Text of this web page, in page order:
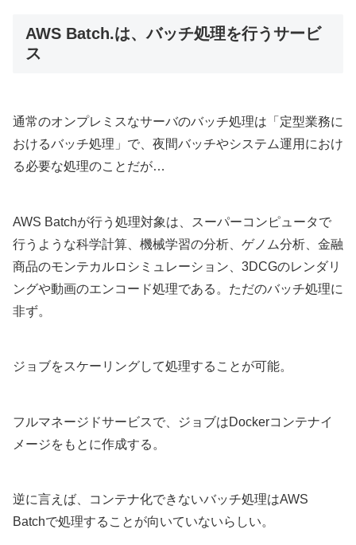
AWS Batch.は、バッチ処理を行うサービ
ス
通常のオンプレミスなサーバのバッチ処理は「定型業務に
おけるバッチ処理」で、夜間バッチやシステム運用におけ
る必要な処理のことだが…
AWS Batchが行う処理対象は、スーパーコンピュータで
行うような科学計算、機械学習の分析、ゲノム分析、金融
商品のモンテカルロシミュレーション、3DCGのレンダリ
ングや動画のエンコード処理である。ただのバッチ処理に
非ず。
ジョブをスケーリングして処理することが可能。
フルマネージドサービスで、ジョブはDockerコンテナイ
メージをもとに作成する。
逆に言えば、コンテナ化できないバッチ処理はAWS
Batchで処理することが向いていないらしい。